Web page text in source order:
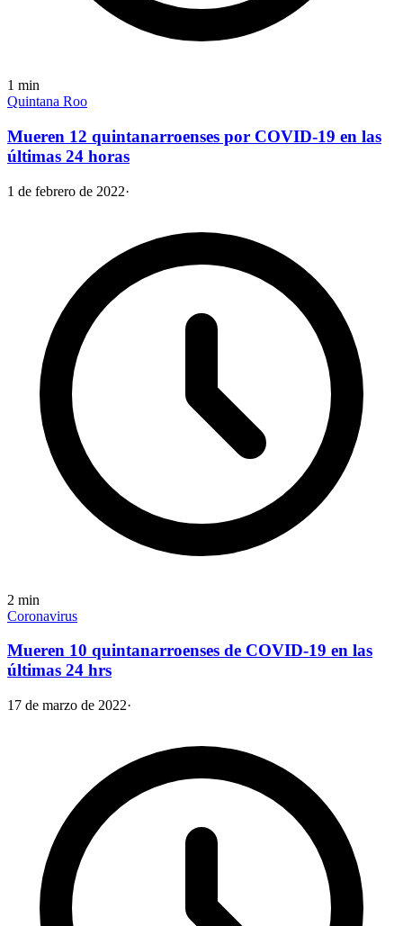
1 min
Quintana Roo
Mueren 12 quintanarroenses por COVID-19 en las
últimas 24 horas
1 de febrero de 2022·
2 min
Coronavirus
Mueren 10 quintanarroenses de COVID-19 en las
últimas 24 hrs
17 de marzo de 2022·